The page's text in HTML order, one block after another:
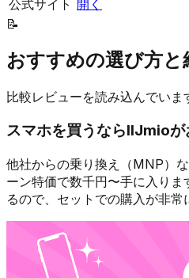
公式サイト 開く
📝
おすすめの選び方と
比較レビューを読み込んでいま
スマホを買うならIIJmioが
他社からの乗り換え（MNP）
ーン特価で数千円〜手に入りま
るので、セットでの購入が非常